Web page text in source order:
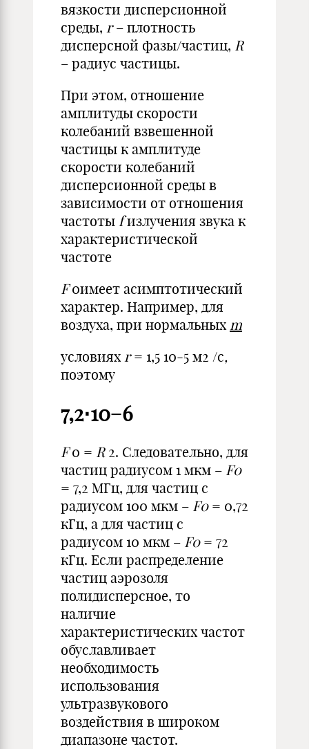
вязкости дисперсионной
среды, r– плотность
дисперсной фазы/частиц, R
– радиус частицы.
При этом, отношение
амплитуды скорости
колебаний взвешенной
частицы к амплитуде
скорости колебаний
дисперсионной среды в
зависимости от отношения
частоты fизлучения звука к
характеристической
частоте
F0имеет асимптотический
характер. Например, для
воздуха, при нормальныхm
условияхr= 1,5 10-5 м2 /с,
поэтому
7,2⋅10−6
F0 = R2. Следовательно, для
частиц радиусом 1 мкм – F0
= 7,2 МГц, для частиц с
радиусом 100 мкм – F0= 0,72
кГц, а для частиц с
радиусом 10 мкм – F0= 72
кГц. Если распределение
частиц аэрозоля
полидисперсное, то
наличие
характеристических частот
обуславливает
необходимость
использования
ультразвукового
воздействия в широком
диапазоне частот.